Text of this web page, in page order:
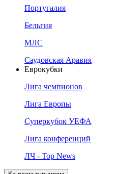
Португалия
Бельгия
МЛС
Саудовская Аравия
Еврокубки
Лига чемпионов
Лига Европы
Суперкубок УЕФА
Лига конференций
ЛЧ - Top News